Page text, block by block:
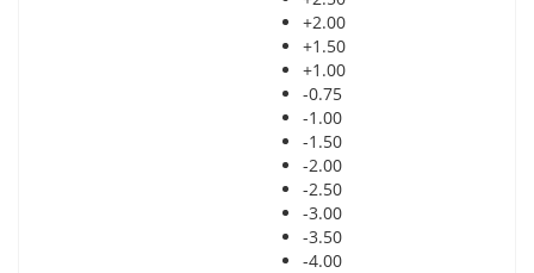
+2.00
+1.50
+1.00
-0.75
-1.00
-1.50
-2.00
-2.50
-3.00
-3.50
-4.00